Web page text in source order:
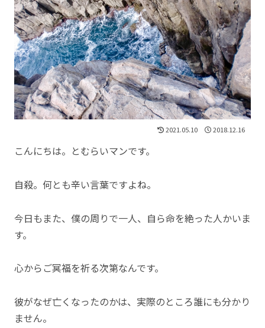
2021.05.10 2018.12.16
こんにちは。とむらいマンです。
自殺。何とも辛い言葉ですよね。
今日もまた、僕の周りで一人、自ら命を絶った人かいま
す。
心からご冥福を祈る次第なんです。
彼がなぜ亡くなったのかは、実際のところ誰にも分かり
ません。